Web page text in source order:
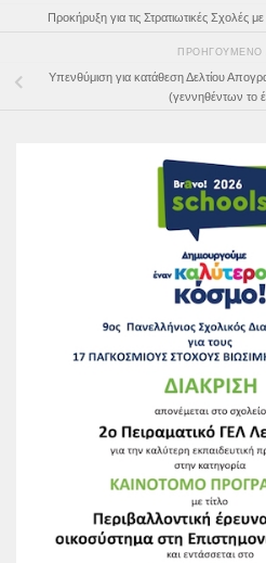
Προκήρυξη για τις Στρατιωτικές Σχολές
ΠΡΟΗΓΟΎΜΕΝΟ
Υπενθύμιση για κατάθεση Δελτίου
(γεννηθέντων το